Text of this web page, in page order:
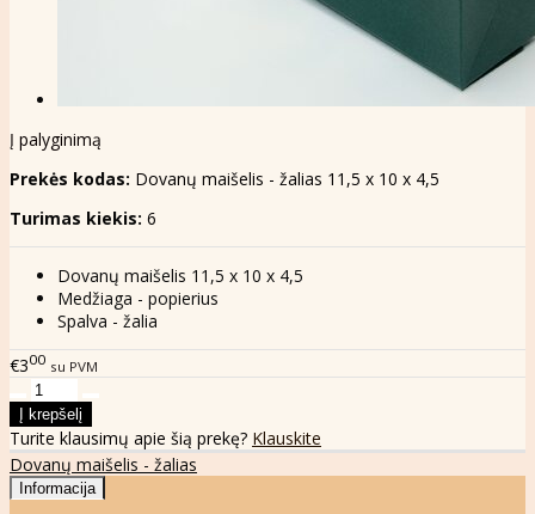
Į palyginimą
Prekės kodas: Dovanų maišelis - žalias 11,5 x 10 x 4,5
Turimas kiekis: 6
Dovanų maišelis 11,5 x 10 x 4,5
Medžiaga - popierius
Spalva - žalia
€300 su PVM
Turite klausimų apie šią prekę? Klauskite
Dovanų maišelis - žalias
Informacija